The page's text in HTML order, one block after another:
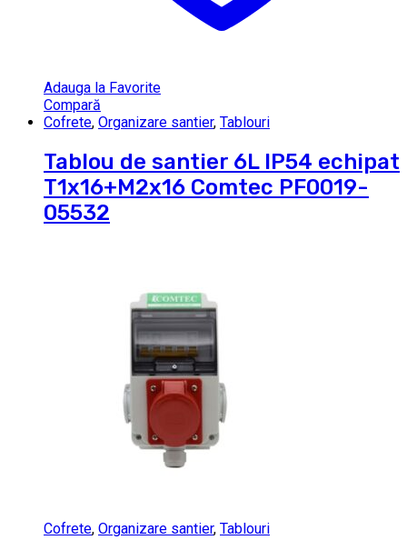
Adauga la Favorite
Compară
Cofrete, Organizare santier, Tablouri
Tablou de santier 6L IP54 echipat
T1x16+M2x16 Comtec PF0019-
05532
Cofrete, Organizare santier, Tablouri